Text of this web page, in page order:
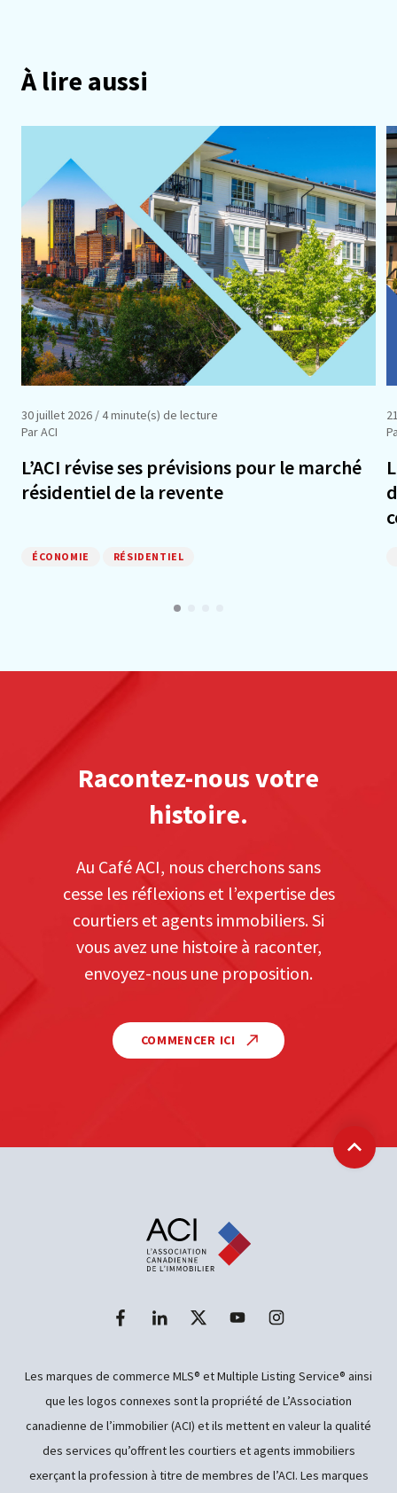
À lire aussi
30 juillet 2026 / 4 minute(s) de lecture
Par ACI
L’ACI révise ses prévisions pour le marché
résidentiel de la revente
ÉCONOMIE RÉSIDENTIEL
Racontez-nous votre
histoire.
Au Café ACI, nous cherchons sans
cesse les réflexions et l’expertise des
courtiers et agents immobiliers. Si
vous avez une histoire à raconter,
envoyez-nous une proposition.
COMMENCER ICI
Les marques de commerce MLS® et Multiple Listing Service® ainsi
que les logos connexes sont la propriété de L’Association
canadienne de l’immobilier (ACI) et ils mettent en valeur la qualité
des services qu’offrent les courtiers et agents immobiliers
exerçant la profession à titre de membres de l’ACI. Les marques